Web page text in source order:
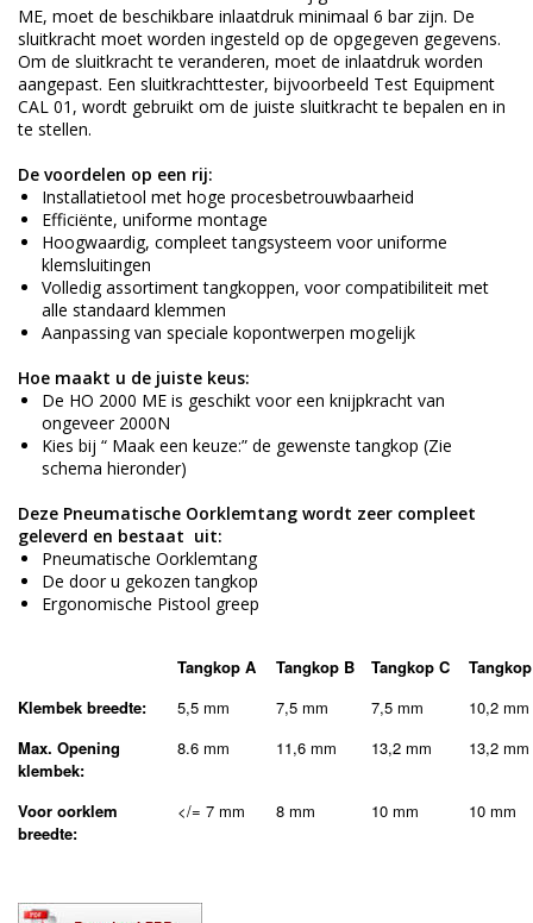
ME, moet de beschikbare inlaatdruk minimaal 6 bar zijn. De
sluitkracht moet worden ingesteld op de opgegeven gegevens.
Om de sluitkracht te veranderen, moet de inlaatdruk worden
aangepast. Een sluitkrachttester, bijvoorbeeld Test Equipment
CAL 01, wordt gebruikt om de juiste sluitkracht te bepalen en in
te stellen.
De voordelen op een rij:
Installatietool met hoge procesbetrouwbaarheid
Efficiënte, uniforme montage
Hoogwaardig, compleet tangsysteem voor uniforme
klemsluitingen
Volledig assortiment tangkoppen, voor compatibiliteit met
alle standaard klemmen
Aanpassing van speciale kopontwerpen mogelijk
Hoe maakt u de juiste keus:
De HO 2000 ME is geschikt voor een knijpkracht van
ongeveer 2000N
Kies bij “ Maak een keuze:” de gewenste tangkop (Zie
schema hieronder)
Deze Pneumatische Oorklemtang wordt zeer compleet
geleverd en bestaat uit:
Pneumatische Oorklemtang
De door u gekozen tangkop
Ergonomische Pistool greep
Tangkop A Tangkop B Tangkop C
Klembek breedte:
5,5 mm 7,5 mm 7,5 mm
10,2 mm
Max. Opening
klembek:
8.6 mm 11,6 mm 13,2 mm 13,2 mm
Voor oorklem
breedte:
</= 7 mm 8 mm 10 mm 10 mm